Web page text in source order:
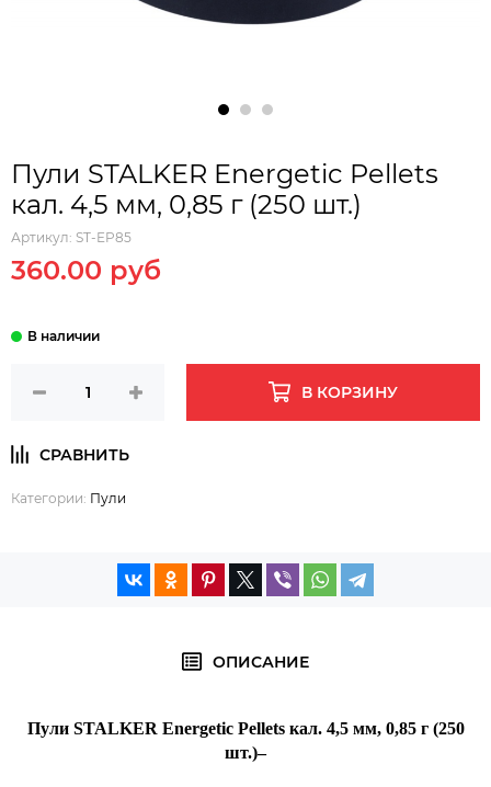
Пули STALKER Energetic Pellets
кал. 4,5 мм, 0,85 г (250 шт.)
Артикул: ST-EP85
360.00 руб
В КОРЗИНУ
Категории: Пули
ОПИСАНИЕ
Пули STALKER Energetic Pellets кал. 4,5 мм, 0,85 г (250
шт.)–